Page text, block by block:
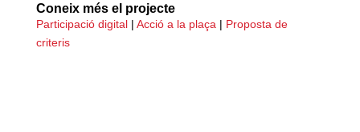
Coneix més el projecte
Participació digital| Acció a la plaça| Proposta de
criteris